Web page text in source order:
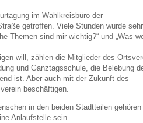
im Wahlkreisbüro der
getroffen. Viele Stunden wurde sehr
Themen sind mir wichtig?“ und „Was
will, zählen die Mitglieder des
und Ganztagsschule, die Belebung
ist. Aber auch mit der Zukunft des
beschäftigen.
in den beiden Stadtteilen gehören
Anlaufstelle sein.